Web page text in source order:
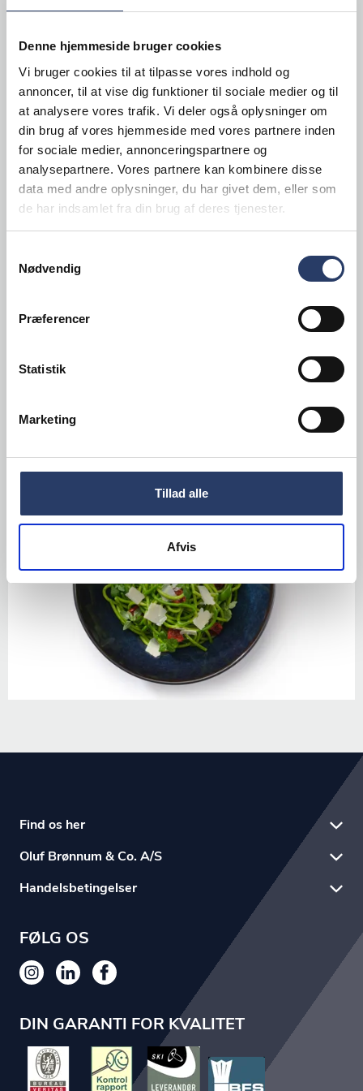
Denne hjemmeside bruger cookies
Vi bruger cookies til at tilpasse vores indhold og
annoncer, til at vise dig funktioner til sociale medier og til
at analysere vores trafik. Vi deler også oplysninger om
din brug af vores hjemmeside med vores partnere inden
for sociale medier, annonceringspartnere og
analysepartnere. Vores partnere kan kombinere disse
data med andre oplysninger, du har givet dem, eller som
de har indsamlet fra din brug af deres tjenester.
Nødvendig
Præferencer
Statistik
Marketing
Tillad alle
Afvis
300 g olivenolie
50 g hvidløg
40 g ristede pinjekerner
8 g salt
Tilberedning:
(1) Læg en tredjedel af basilikum og olivenolie i et
pacoserings® bæger og processér en gang med
overtryk. Gentag processen 2 gange mere, indtil al
ingredienserne. Hæld i et pacoserings® bæger, luk
låget og mærk det.
(3) Hvis det er nødvendigt, pacoser® en gang
Find os her
Oluf Brønnum & Co. A/S
Handelsbetingelser
FØLG OS
DIN GARANTI FOR KVALITET